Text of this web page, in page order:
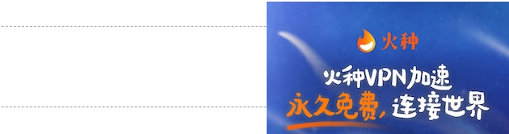
支持 [0] 反对 [0]